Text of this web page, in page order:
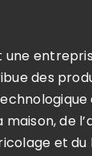
une
des
maison, de
et